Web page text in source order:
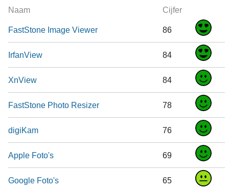
Naam Cijfer
FastStone Image Viewer 86
IrfanView 84
XnView 84
FastStone Photo Resizer 78
digiKam 76
Apple Foto's 69
Google Foto's 65